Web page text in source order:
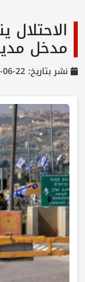
مدخل
نشر بتاريخ: 22-06-2025 |